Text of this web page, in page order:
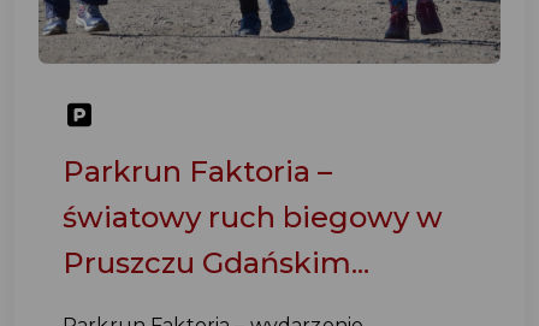
Parkrun Faktoria –
światowy ruch biegowy w
Pruszczu Gdańskim...